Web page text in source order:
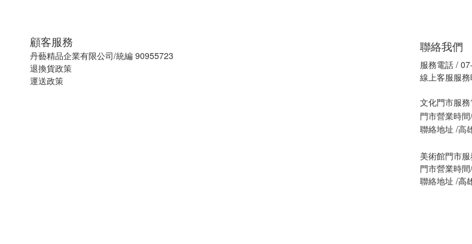
顧客服務
丹藝精品企業有限公司/統編 90955723
退換貨政策
運送政策
聯絡我們
服務電話 /
線上客服服
文化門市服
門市營業時
聯絡地址 /高
美術館門市
門市營業時
聯絡地址 /高